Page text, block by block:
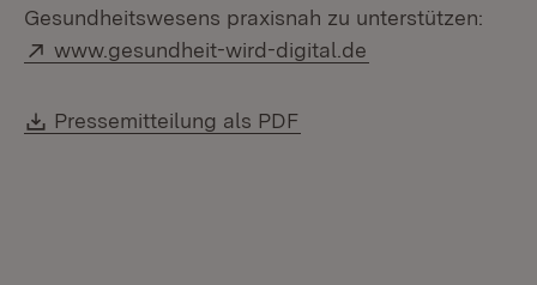
Gesundheitswesens praxisnah zu unterstützen:
Extern:
www.gesundheit-wird-digital.de
Download:
Pressemitteilung als PDF